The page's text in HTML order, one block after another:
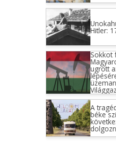
Hitler:
Sokkot
ugrott
A
béke